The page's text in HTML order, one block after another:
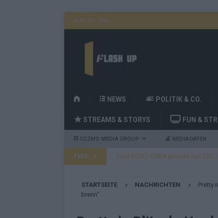
AUGUST 2026
H
M
E
NEWS POLITIK & CO.
STREAMS & STORYS FUN &
COZMO MEDIA GROUP MEDIADATEN
FEED [ Mai 2026 ] DARA gewinnt den
[ Mai 2026 ] JJ, Lordi, Verka
STARTSEITE NACHRICHTEN
Pretty
brenn“